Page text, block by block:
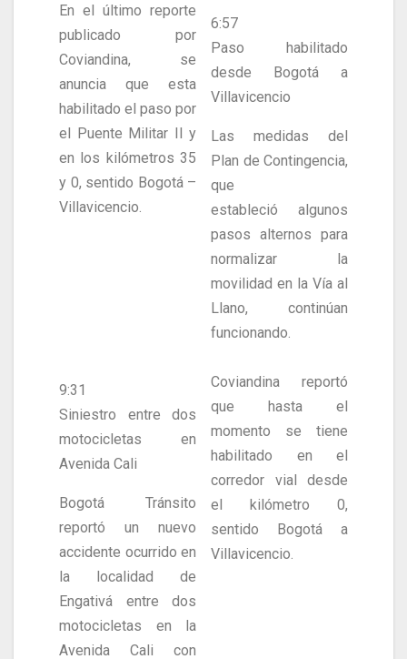
En el último reporte
publicado por
Coviandina, se
anuncia que esta
habilitado el paso por
el Puente Militar II y
en los kilómetros 35
y 0, sentido Bogotá –
Villavicencio.
9:31
Siniestro entre dos
motocicletas en
Avenida Cali
Bogotá Tránsito
reportó un nuevo
accidente ocurrido en
la localidad de
Engativá entre dos
motocicletas en la
Avenida Cali con
6:57
Paso habilitado
desde Bogotá a
Villavicencio
Las medidas del
Plan de Contingencia,
que
estableció algunos
pasos alternos para
normalizar la
movilidad en la Vía al
Llano, continúan
funcionando.
Coviandina reportó
que hasta el
momento se tiene
habilitado en el
corredor vial desde
el kilómetro 0,
sentido Bogotá a
Villavicencio.